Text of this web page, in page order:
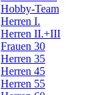
Hobby-Team
Herren I.
Herren II.+III
Frauen 30
Herren 35
Herren 45
Herren 55